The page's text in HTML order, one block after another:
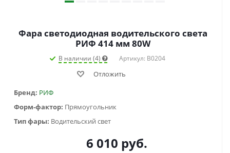
Фара светодиодная водительского света
РИФ 414 мм 80W
В наличии (4) Артикул: B0204
Отложить
Бренд: РИФ
Форм-фактор: Прямоугольник
Тип фары: Водительский свет
6 010 руб.